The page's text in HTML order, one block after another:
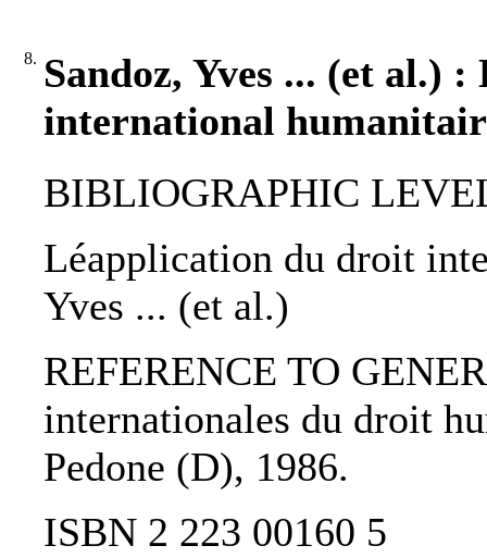
8. Sandoz, Yves ... (et al.)
international
BIBLIOGRAPHIC
Léapplication du droit
Yves ... (et al.)
REFERENCE TO
internationales du droit
Pedone (D), 1986.
ISBN 2 223 00160 5